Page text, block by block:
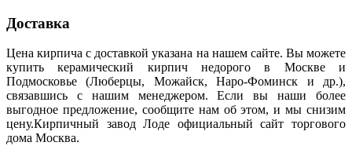
Доставка
Цена кирпича с доставкой указана на нашем сайте. Вы можете
купить керамический кирпич недорого в Москве и
Подмосковье (Люберцы, Можайск, Наро-Фоминск и др.),
связавшись с нашим менеджером. Если вы наши более
выгодное предложение, сообщите нам об этом, и мы снизим
цену.Кирпичный завод Лоде официальный сайт торгового
дома Москва.